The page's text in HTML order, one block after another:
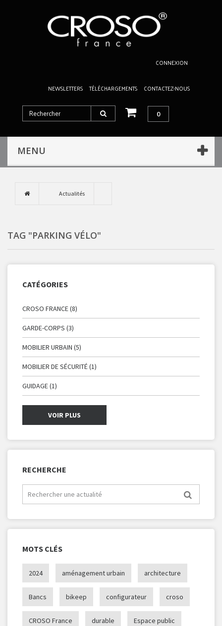
CONNEXION
NEWSLETTERS TÉLÉCHARGEMENTS CONTACTEZ-NOUS
0
MENU
Actualités
TAG "PARKING VÉLO"
CATÉGORIES
CROSO FRANCE (8)
GARDE-CORPS (3)
MOBILIER URBAIN (5)
MOBILIER DE SÉCURITÉ (1)
GUIDAGE (1)
VOIR PLUS
RECHERCHE
MOTS CLÉS
2024 aménagement urbain architecture
Bancs bikeep configurateur croso
CROSO France durable Espace public